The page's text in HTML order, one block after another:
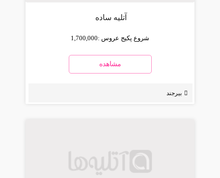
آتلیه ساده
شروع پکیج عروس :1,700,000
مشاهده
بیرجند